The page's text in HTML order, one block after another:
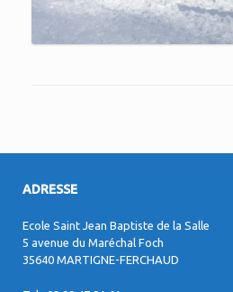
ADRESSE
Ecole Saint Jean Baptiste de la Salle
5 avenue du Maréchal Foch
35640 MARTIGNE-FERCHAUD